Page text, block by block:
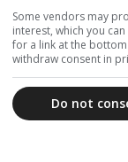
15 Ιουλίου 2013
στα χαμένα
«Στο χέρι μας
φροντίσουμε να
Some vendors may
interest, which you
for a link at the
withdraw consent in
Do not